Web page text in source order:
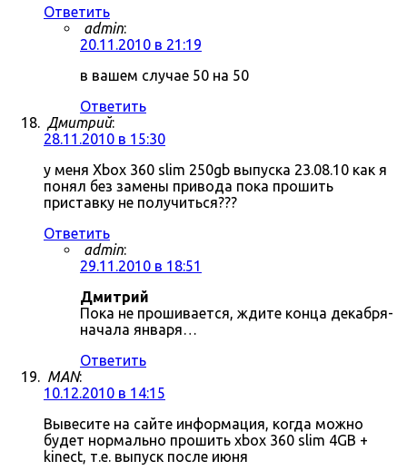
Ответить
admin:
20.11.2010 в 21:19
в вашем случае 50 на 50
Ответить
Дмитрий:
28.11.2010 в 15:30
у меня Xbox 360 slim 250gb выпуска 23.08.10 как я
понял без замены привода пока прошить
приставку не получиться???
Ответить
admin:
29.11.2010 в 18:51
Дмитрий
Пока не прошивается, ждите конца декабря-
начала января…
Ответить
MAN:
10.12.2010 в 14:15
Вывесите на сайте информация, когда можно
будет нормально прошить xbox 360 slim 4GB +
kinect, т.е. выпуск после июня